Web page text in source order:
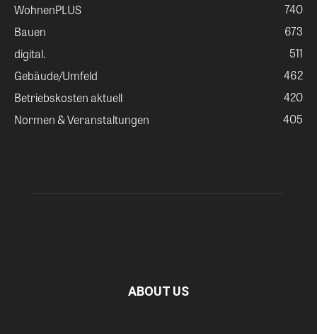
WohnenPLUS
740
Bauen
673
digital.
511
Gebäude/Umfeld
462
Betriebskosten aktuell
420
Normen & Veranstaltungen
405
ABOUT US